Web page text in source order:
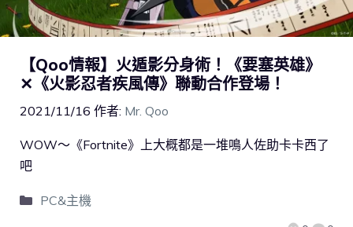
【Qoo情報】火遁影分身術！《要塞英雄》
✕《火影忍者疾風傳》聯動合作登場！
2021/11/16 作者: Mr. Qoo
WOW～《Fortnite》上大概都是一堆鳴人佐助卡卡西了
吧
PC&主機